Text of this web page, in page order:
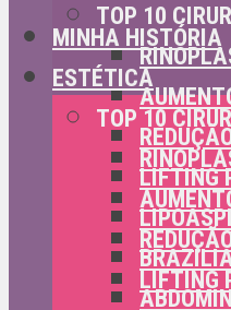
TOP 10
LIFTING
MINHA HISTÓRIA
ESTÉTICA
TOP 10
LIFTING